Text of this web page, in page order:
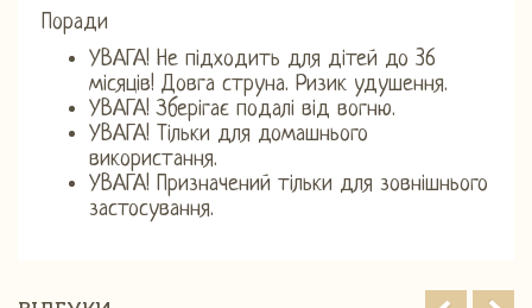
Поради
УВАГА! Не підходить для дітей до 36
місяців! Довга струна. Ризик удушення.
УВАГА! Зберігає подалі від вогню.
УВАГА! Тільки для домашнього
використання.
УВАГА! Призначений тільки для зовнішнього
застосування.